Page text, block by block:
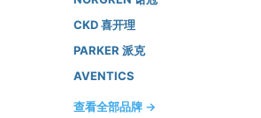
CKD 喜开理
PARKER 派克
AVENTICS
查看全部品牌 →